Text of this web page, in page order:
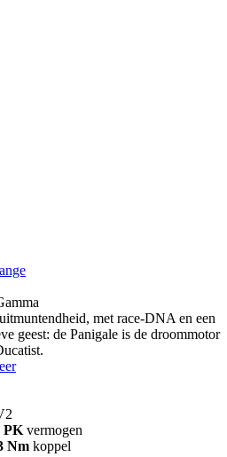
met race-DNA en een
geest: de Panigale is de droommotor
PK vermogen
Nm koppel